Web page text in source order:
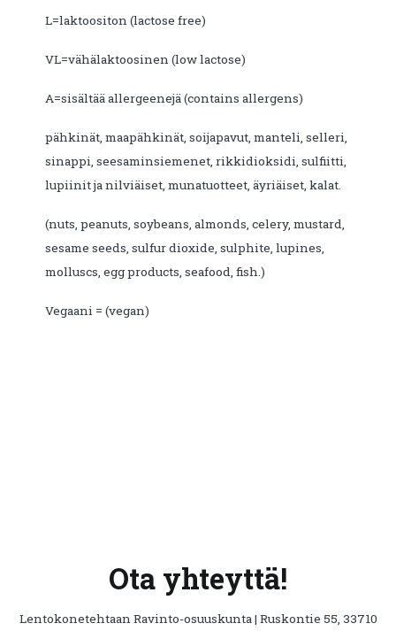
L=laktoositon (lactose free)
VL=vähälaktoosinen (low lactose)
A=sisältää allergeenejä (contains allergens)
pähkinät, maapähkinät, soijapavut, manteli, selleri,
sinappi, seesaminsiemenet, rikkidioksidi, sulfiitti,
lupiinit ja nilviäiset, munatuotteet, äyriäiset, kalat.
(nuts, peanuts, soybeans, almonds, celery, mustard,
sesame seeds, sulfur dioxide, sulphite, lupines,
molluscs, egg products, seafood, fish.)
Vegaani = (vegan)
Ota yhteyttä!
Lentokonetehtaan Ravinto-osuuskunta | Ruskontie 55, 33710